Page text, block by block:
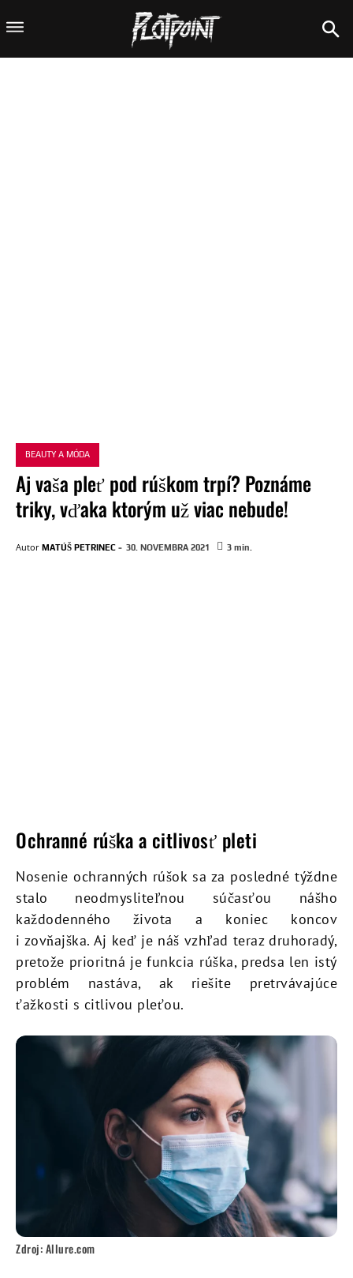
BEAUTY A MÓDA
Aj vaša pleť pod rúškom trpí? Poznáme
triky, vďaka ktorým už viac nebude!
Autor MATÚŠ PETRINEC - 30. NOVEMBRA 2021 3 min.
Ochranné rúška a citlivosť pleti
Nosenie ochranných rúšok sa za posledné týždne
stalo neodmysliteľnou súčasťou nášho
každodenného života a koniec koncov
i zovňajška. Aj keď je náš vzhľad teraz druhoradý,
pretože prioritná je funkcia rúška, predsa len istý
problém nastáva, ak riešite pretrvávajúce
ťažkosti s citlivou pleťou.
Zdroj: Allure.com